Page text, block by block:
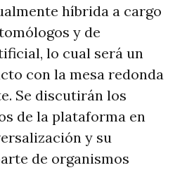
híbrida a cargo
y de
lo cual será un
con la mesa redonda
Se discutirán los
de la plataforma en
y su
de organismos